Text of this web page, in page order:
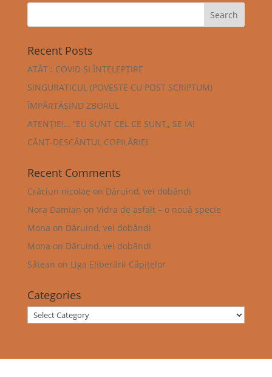
Recent Posts
ATÂT : COVID ȘI ÎNȚELEPȚIRE
SINGURATICUL (POVESTE CU POST SCRIPTUM)
ÎMPĂRTĂȘIND ZBORUL
ATENȚIE!… ”EU SUNT CEL CE SUNT„ SE IA!
CÂNT-DESCÂNTUL COPILĂRIEI
Recent Comments
Crăciun nicolae on Dăruind, vei dobândi
Nora Damian on Vidra de asfalt – o nouă specie
Mona on Dăruind, vei dobândi
Mona on Dăruind, vei dobândi
Sătean on Liga Eliberării Căpițelor
Categories
Categories